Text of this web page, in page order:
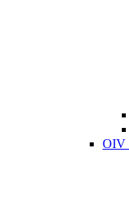
OIV